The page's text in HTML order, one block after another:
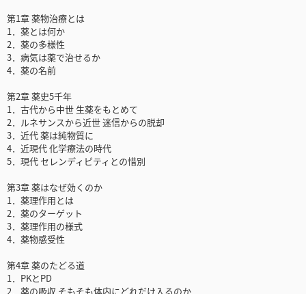
第1章 薬物治療とは
1．薬とは何か
2．薬の多様性
3．病気は薬で治せるか
4．薬の名前
第2章 薬史5千年
1．古代から中世 生薬をもとめて
2．ルネサンスから近世 迷信からの脱却
3．近代 薬は純物質に
4．近現代 化学療法の時代
5．現代 セレンディピティとの惜別
第3章 薬はなぜ効くのか
1．薬理作用とは
2．薬のターゲット
3．薬理作用の様式
4．薬物感受性
第4章 薬のたどる道
1．PKとPD
2．薬の吸収 そもそも体内にどれだけ入るのか